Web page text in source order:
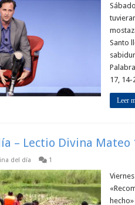
Santo
17,
Leer
– Lectio Divina Mateo
del día 1
hecho»